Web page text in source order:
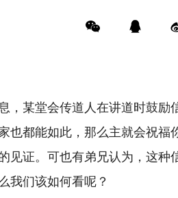
，某堂会传道人在讲道时鼓
也都能如此，那么主就会祝福
见证。可也有弟兄认为，这
我们该如何看呢？